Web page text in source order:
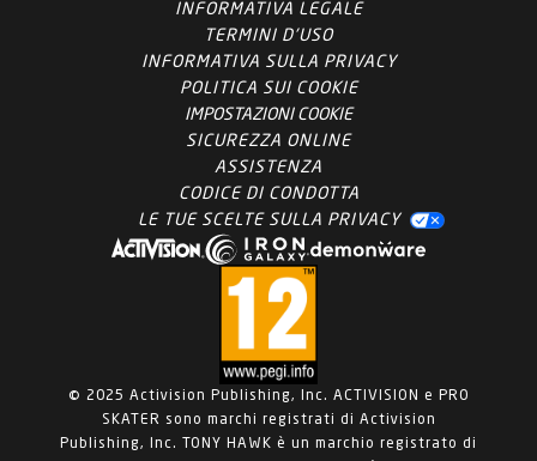
INFORMATIVA LEGALE
TERMINI D'USO
INFORMATIVA SULLA PRIVACY
POLITICA SUI COOKIE
IMPOSTAZIONI COOKIE
SICUREZZA ONLINE
ASSISTENZA
CODICE DI CONDOTTA
LE TUE SCELTE SULLA PRIVACY
© 2025 Activision Publishing, Inc. ACTIVISION e PRO
SKATER sono marchi registrati di Activision
Publishing, Inc. TONY HAWK è un marchio registrato di